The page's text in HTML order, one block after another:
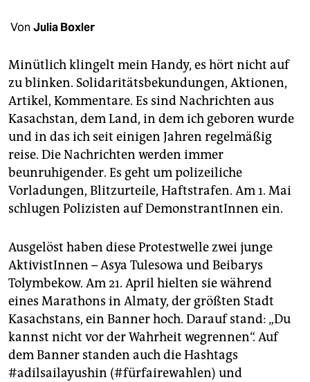
shop
fragen & hilfe
unterstützen
abo
genossenschaft
epaper login
Von Julia Boxler
Minütlich klingelt mein Handy, es hört nicht auf
zu blinken. Solidaritätsbekundungen, Aktionen,
Artikel, Kommentare. Es sind Nachrichten aus
Kasachstan, dem Land, in dem ich geboren wurde
und in das ich seit einigen Jahren regelmäßig
reise. Die Nachrichten werden immer
beunruhigender. Es geht um polizeiliche
Vorladungen, Blitzurteile, Haftstrafen. Am 1. Mai
schlugen Polizisten auf DemonstrantInnen ein.
Ausgelöst haben diese Protestwelle zwei junge
AktivistInnen – Asya Tulesowa und Beibarys
Tolymbekow. Am 21. April hielten sie während
eines Marathons in Almaty, der größten Stadt
Kasachstans, ein Banner hoch. Darauf stand: „Du
kannst nicht vor der Wahrheit wegrennen“. Auf
dem Banner standen auch die Hashtags
#adilsailayushin (#fürfairewahlen) und